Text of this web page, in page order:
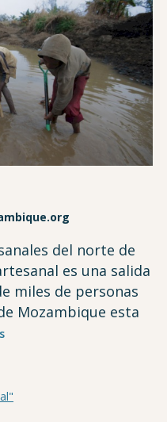
del norte de
es una salida
miles de personas
Mozambique esta